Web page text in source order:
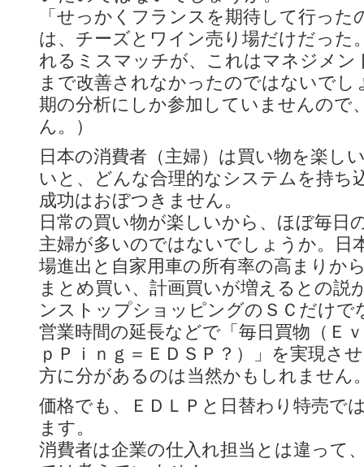
「せっかくフランスを期待して行っ
は、チーズとワイン売り場だけだった
れるミスマッチが、これはマネジメン
まで改善されなかったのではないでし
期の分析にしか参加していませんので
ん。）
日本の消費者（主婦）は買い物を楽し
いと、どんな合理的なシステムを持ち
成功はおぼつきません。
日常の買い物が楽しいから、ほぼ毎日
主婦が多いのではないでしょうか。日
場進出と自家用車の所有率の高まりか
まとめ買い、計画買いが増えるとの説
ンストップショッピングのＳＣだけで
営業時間の延長などで「毎日買物（Ｅ
ｐＰｉｎｇ＝ＥＤＳＰ？）」を実現さ
方に分があるのは当然かもしれません
価格でも、ＥＤＬＰと日替わり特売で
ます。
消費者は企業の仕入れ担当とは違って